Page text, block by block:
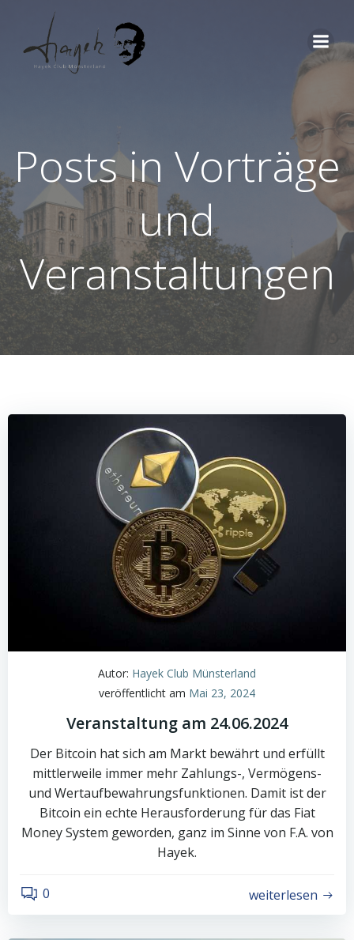
Posts in Vorträge
und
Veranstaltungen
Autor: Hayek Club Münsterland
veröffentlicht am Mai 23, 2024
Veranstaltung am 24.06.2024
Der Bitcoin hat sich am Markt bewährt und erfüllt
mittlerweile immer mehr Zahlungs-, Vermögens-
und Wertaufbewahrungsfunktionen. Damit ist der
Bitcoin ein echte Herausforderung für das Fiat
Money System geworden, ganz im Sinne von F.A. von
Hayek.
0 weiterlesen